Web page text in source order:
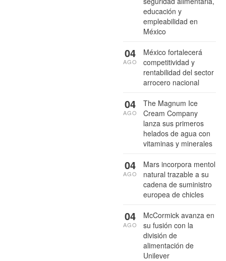
educación y
empleabilidad en
México
México fortalecerá
competitividad y
rentabilidad del sector
arrocero nacional
04
AGO
The Magnum Ice
Cream Company
lanza sus primeros
helados de agua con
vitaminas y minerales
04
AGO
Mars incorpora mentol
natural trazable a su
cadena de suministro
europea de chicles
04
AGO
McCormick avanza en
su fusión con la
división de
alimentación de
Unilever
04
AGO